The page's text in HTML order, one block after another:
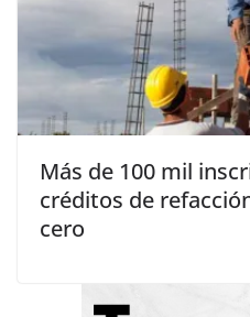
Más de 100 mil
créditos de
cero